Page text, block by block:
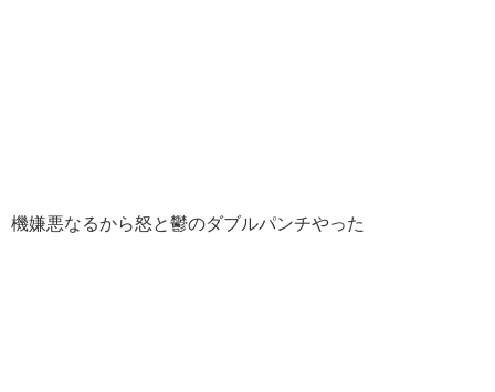
機嫌悪なるから怒と鬱のダブルパンチやった